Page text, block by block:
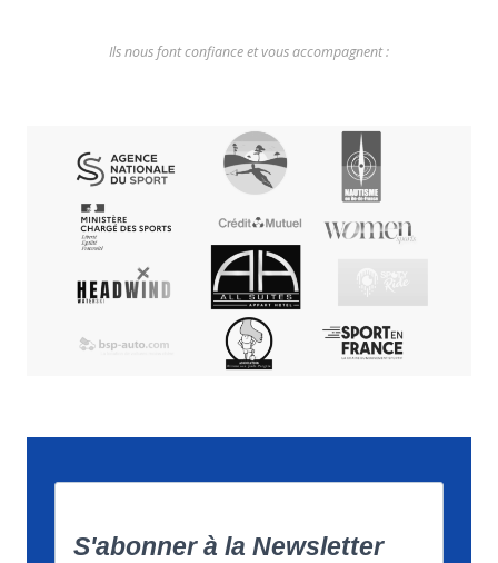
Ils nous font confiance et vous accompagnent :